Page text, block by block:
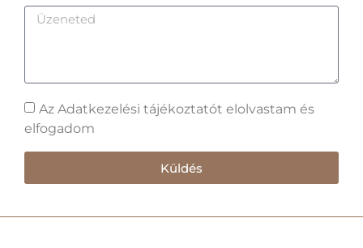
Az Adatkezelési tájékoztatót elolvastam és
elfogadom
Küldés